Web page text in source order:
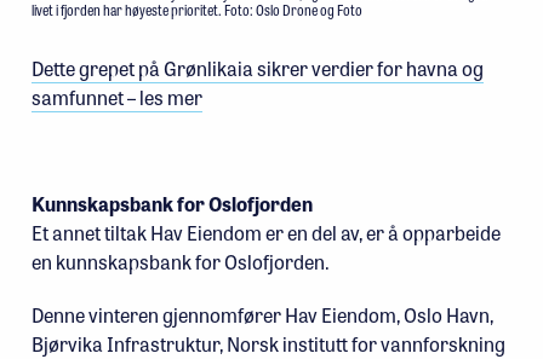
livet i fjorden har høyeste prioritet. Foto: Oslo Drone og Foto
Dette grepet på Grønlikaia sikrer verdier for havna og
samfunnet – les mer
Kunnskapsbank for Oslofjorden
Et annet tiltak Hav Eiendom er en del av, er å opparbeide
en kunnskapsbank for Oslofjorden.
Denne vinteren gjennomfører Hav Eiendom, Oslo Havn,
Bjørvika Infrastruktur, Norsk institutt for vannforskning